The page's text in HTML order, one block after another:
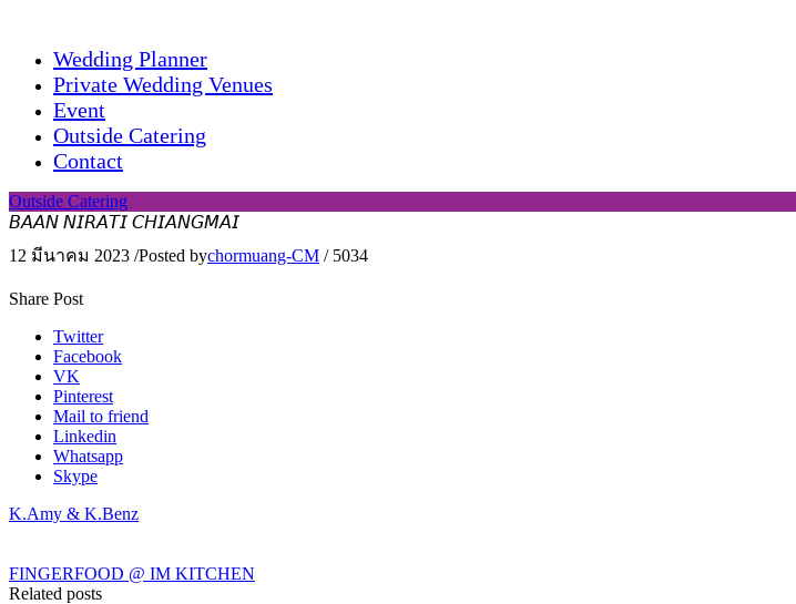
Wedding Planner
Private Wedding Venues
Event
Outside Catering
Contact
Outside Catering
𝘉𝘈𝘈𝘕 𝘕𝘐𝘙𝘈𝘛𝘐 𝘊𝘏𝘐𝘈𝘕𝘎𝘔𝘈𝘐
12 มีนาคม 2023 /Posted bychormuang-CM / 5034
Share Post
Twitter
Facebook
VK
Pinterest
Mail to friend
Linkedin
Whatsapp
Skype
K.Amy & K.Benz
FINGERFOOD @ IM KITCHEN
Related posts